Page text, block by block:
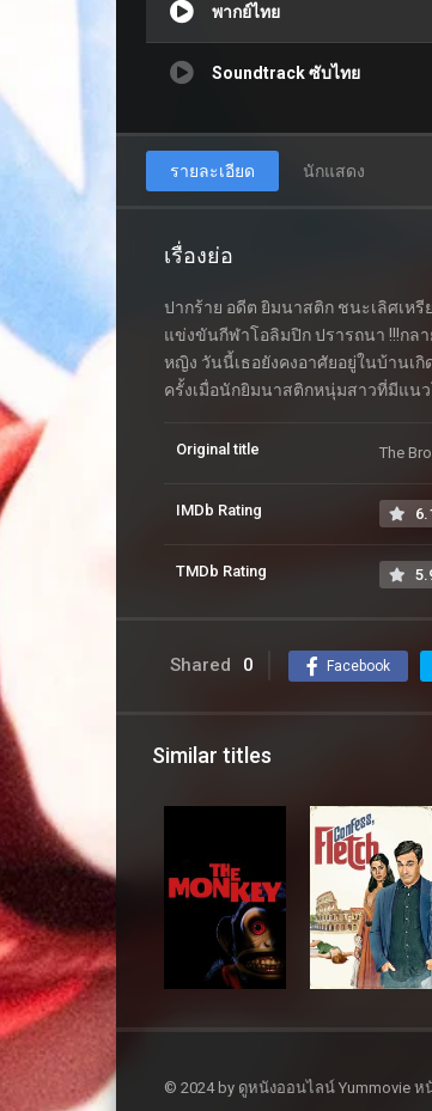
พากย์ไทย
Soundtrack ซับไทย
รายละเอียด นักแสดง
เรื่องย่อ
ปากร้าย อดีต ยิมนาสติก ชนะเลิศเหรี
แข่งขันกีฬาโอลิมปิก ปรารถนา !!!กล
หญิง วันนี้เธอยังคงอาศัยอยู่ในบ้านเ
ครั้งเมื่อนักยิมนาสติกหนุ่มสาวที่มีแน
Original title The
IMDb Rating
TMDb Rating
Shared 0 Facebook
Similar titles
© 2024 by ดูหนังออนไลน์ Yummovie ห